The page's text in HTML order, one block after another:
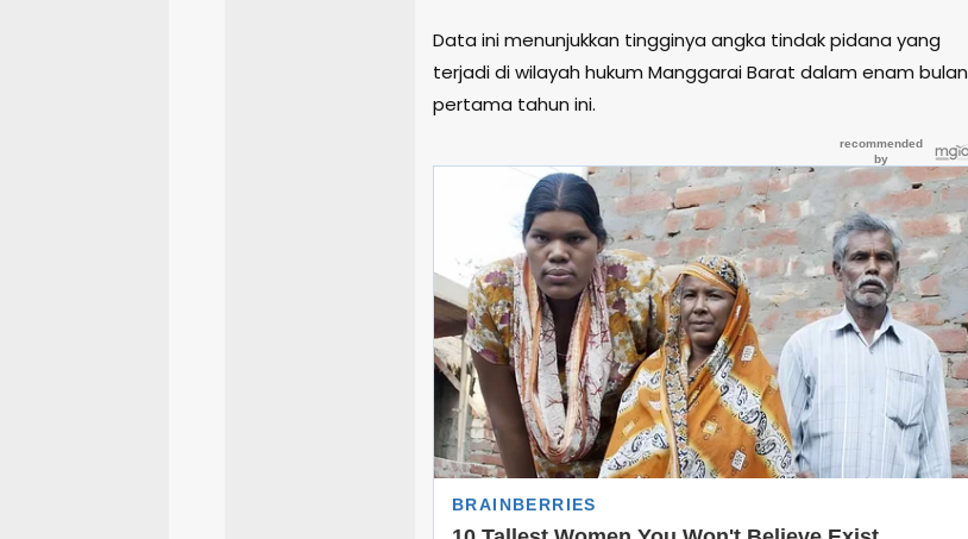
Data ini menunjukkan tingginya angka tindak pidana yang
terjadi di wilayah hukum Manggarai Barat dalam enam bulan
pertama tahun ini.